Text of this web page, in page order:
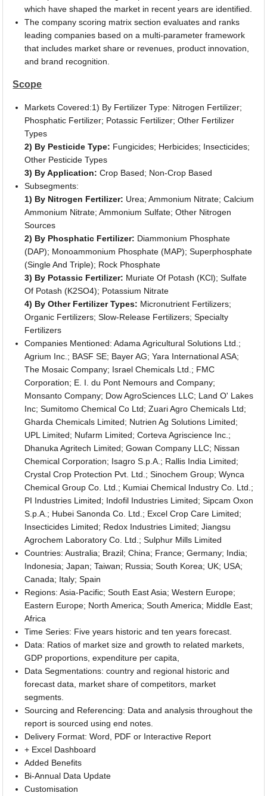
which have shaped the market in recent years are identified.
The company scoring matrix section evaluates and ranks
leading companies based on a multi-parameter framework
that includes market share or revenues, product innovation,
and brand recognition.
Scope
Markets Covered:1) By Fertilizer Type: Nitrogen Fertilizer;
Phosphatic Fertilizer; Potassic Fertilizer; Other Fertilizer
Types
2) By Pesticide Type: Fungicides; Herbicides; Insecticides;
Other Pesticide Types
3) By Application: Crop Based; Non-Crop Based
Subsegments:
1) By Nitrogen Fertilizer: Urea; Ammonium Nitrate; Calcium
Ammonium Nitrate; Ammonium Sulfate; Other Nitrogen
Sources
2) By Phosphatic Fertilizer: Diammonium Phosphate
(DAP); Monoammonium Phosphate (MAP); Superphosphate
(Single And Triple); Rock Phosphate
3) By Potassic Fertilizer: Muriate Of Potash (KCl); Sulfate
Of Potash (K2SO4); Potassium Nitrate
4) By Other Fertilizer Types: Micronutrient Fertilizers;
Organic Fertilizers; Slow-Release Fertilizers; Specialty
Fertilizers
Companies Mentioned: Adama Agricultural Solutions Ltd.;
Agrium Inc.; BASF SE; Bayer AG; Yara International ASA;
The Mosaic Company; Israel Chemicals Ltd.; FMC
Corporation; E. I. du Pont Nemours and Company;
Monsanto Company; Dow AgroSciences LLC; Land O' Lakes
Inc; Sumitomo Chemical Co Ltd; Zuari Agro Chemicals Ltd;
Gharda Chemicals Limited; Nutrien Ag Solutions Limited;
UPL Limited; Nufarm Limited; Corteva Agriscience Inc.;
Dhanuka Agritech Limited; Gowan Company LLC; Nissan
Chemical Corporation; Isagro S.p.A.; Rallis India Limited;
Crystal Crop Protection Pvt. Ltd.; Sinochem Group; Wynca
Chemical Group Co. Ltd.; Kumiai Chemical Industry Co. Ltd.;
PI Industries Limited; Indofil Industries Limited; Sipcam Oxon
S.p.A.; Hubei Sanonda Co. Ltd.; Excel Crop Care Limited;
Insecticides Limited; Redox Industries Limited; Jiangsu
Agrochem Laboratory Co. Ltd.; Sulphur Mills Limited
Countries: Australia; Brazil; China; France; Germany; India;
Indonesia; Japan; Taiwan; Russia; South Korea; UK; USA;
Canada; Italy; Spain
Regions: Asia-Pacific; South East Asia; Western Europe;
Eastern Europe; North America; South America; Middle East;
Africa
Time Series: Five years historic and ten years forecast.
Data: Ratios of market size and growth to related markets,
GDP proportions, expenditure per capita,
Data Segmentations: country and regional historic and
forecast data, market share of competitors, market
segments.
Sourcing and Referencing: Data and analysis throughout the
report is sourced using end notes.
Delivery Format: Word, PDF or Interactive Report
+ Excel Dashboard
Added Benefits
Bi-Annual Data Update
Customisation